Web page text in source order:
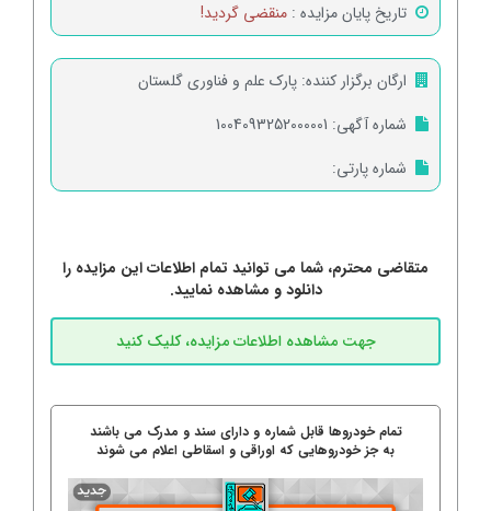
تاریخ پایان مزایده : منقضی گردید!
ارگان برگزار کننده: پارک علم و فناوری گلستان
شماره آگهی: 1004093252000001
شماره پارتی:
متقاضی محترم، شما می توانید تمام اطلاعات این مزایده را
دانلود و مشاهده نمایید.
تمام خودروها قابل شماره و دارای سند و مدرک می باشند
به جز خودروهایی که اوراقی و اسقاطی اعلام می شوند